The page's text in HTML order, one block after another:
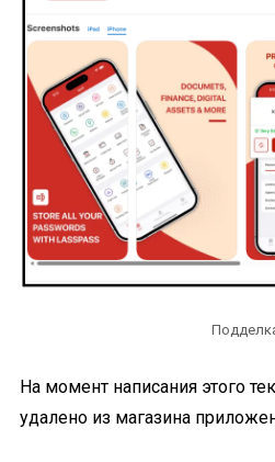
На момент написания этого
удалено из магазина